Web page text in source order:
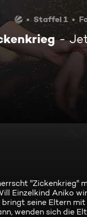
Staffel 1
"Zickenkrieg"
Einzelkind Aniko
seine Eltern
wenden sich die